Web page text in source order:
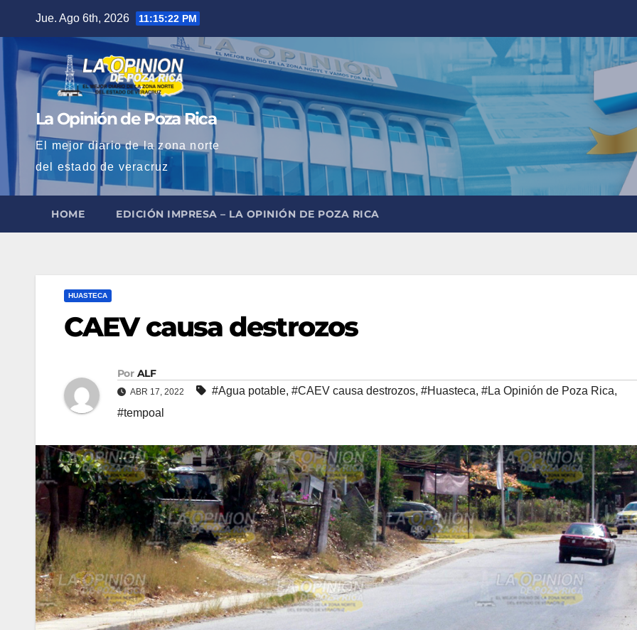
contenido
Jue. Ago 6th, 2026 11:15:24 PM
La Opinión de Poza Rica
El mejor diario de la zona norte
del estado de veracruz
HOME EDICIÓN IMPRESA – LA OPINIÓN DE POZA RICA
HUASTECA
CAEV causa destrozos
Por ALF
ABR 17, 2022 #Agua potable, #CAEV causa destrozos, #Huasteca, #La Opinión de Poza Rica,
#tempoal